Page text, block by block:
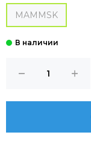
MAMMSK